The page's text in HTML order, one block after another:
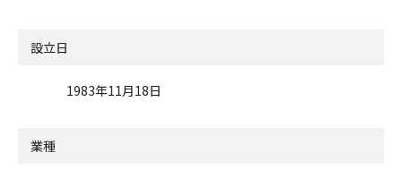
設立日
1983年11月18日
業種